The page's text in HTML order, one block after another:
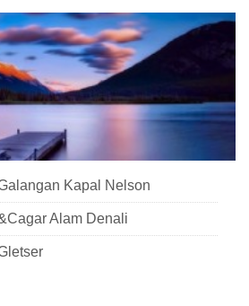
Kapal Nelson
Alam Denali